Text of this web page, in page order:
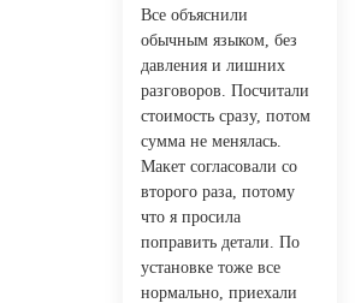
Все объяснили
обычным языком, без
давления и лишних
разговоров. Посчитали
стоимость сразу, потом
сумма не менялась.
Макет согласовали со
второго раза, потому
что я просила
поправить детали. По
установке тоже все
нормально, приехали